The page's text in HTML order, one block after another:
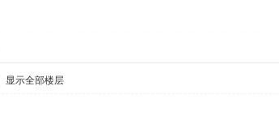
显示全部楼层